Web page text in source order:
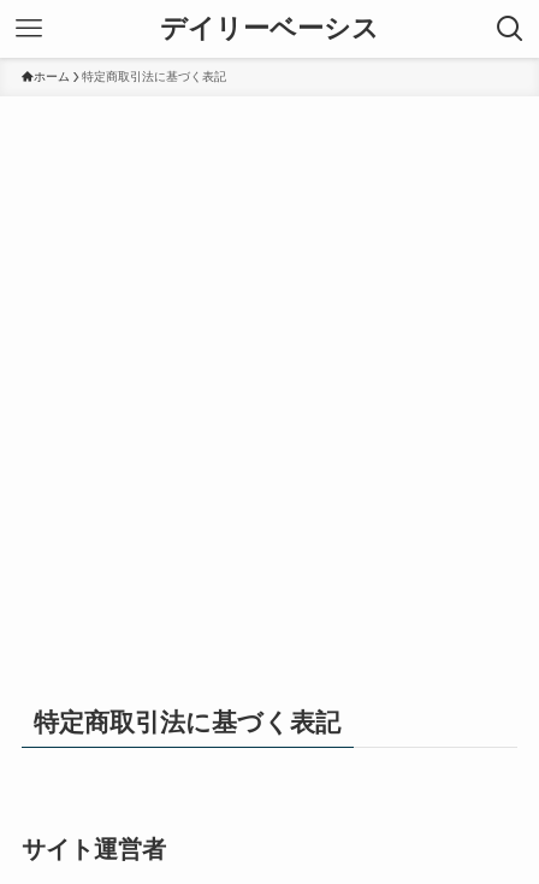
デイリーベーシス
ホーム 特定商取引法に基づく表記
特定商取引法に基づく表記
サイト運営者